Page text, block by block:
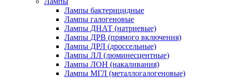
Лампы бактерицидные
Лампы галогеновые
Лампы ДНАТ (натриевые)
Лампы ДРВ (прямого включения)
Лампы ДРЛ (дроссельные)
Лампы ЛЛ (люминесцентные)
Лампы ЛОН (накаливания)
Лампы МГЛ (металлогалогеновые)